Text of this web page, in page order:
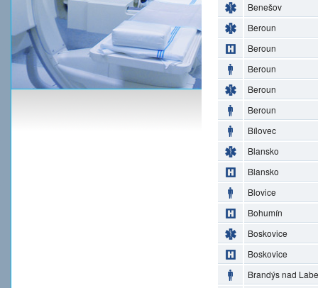
Benešov
Beroun
Beroun
Beroun
Beroun
Beroun
Bílovec
Blansko
Blansko
Blovice
Bohumín
Boskovice
Boskovice
Brandýs nad